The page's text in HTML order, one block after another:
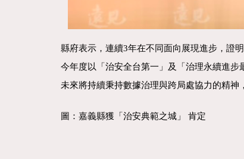
縣府表示，連續3年在不同面向展現進步，證
今年度以「治安全台第一」及「治理永續進步
未來將持續秉持數據治理與跨局處協力的精神
圖：嘉義縣獲「治安典範之城」 肯定